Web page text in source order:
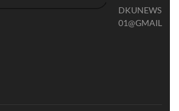
DKUNEWS
01@GMAIL